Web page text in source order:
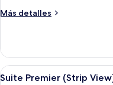
para
personas
(Strip
View)
Más detalles
Más
con
acceso
para
Abrir
5
Suite Premier (Strip